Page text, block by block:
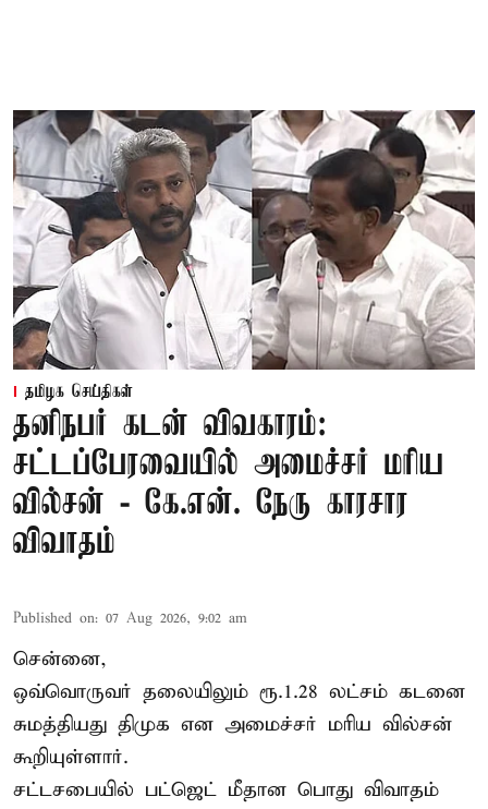
தமிழக செய்திகள்
தனிநபர் கடன் விவகாரம்:
சட்டப்பேரவையில் அமைச்சர் மரிய
வில்சன் - கே.என். நேரு காரசார
விவாதம்
Published on: 07 Aug 2026, 9:02 am
சென்னை,
ஒவ்வொருவர் தலையிலும் ரூ.1.28 லட்சம் கடனை
சுமத்தியது திமுக என அமைச்சர் மரிய வில்சன்
கூறியுள்ளார்.
சட்டசபையில் பட்ஜெட் மீதான பொது விவாதம்